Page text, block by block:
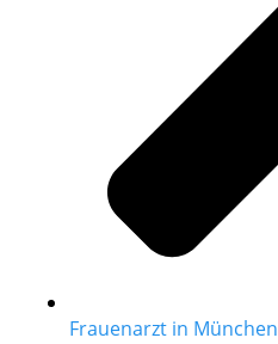
Frauenarzt in München